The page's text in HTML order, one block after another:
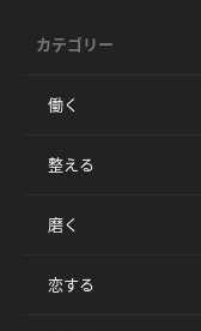
カテゴリー
働く
整える
磨く
恋する